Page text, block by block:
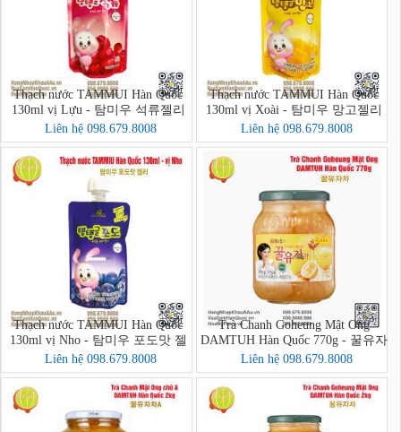
Thạch nước TAMMUI Hàn Quốc
130ml vị Lựu - 탐미우 석류젤리
Liên hệ 098.679.8008
Thạch nước TAMMUI Hàn Quốc
130ml vị Xoài - 탐미우 망고젤리
Liên hệ 098.679.8008
Thạch nước TAMMUI Hàn Quốc
130ml vị Nho - 탐미우 포도맛 젤
리
Liên hệ 098.679.8008
Trà Chanh Goheung Mật Ong
DAMTUH Hàn Quốc 770g - 꿀유자
차
Liên hệ 098.679.8008